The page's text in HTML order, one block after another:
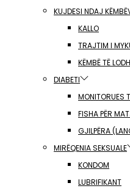
KUJDESI NDAJ
KALLO
TRAJTIM I
KËMBË TË
DIABETI
MONITORUES
FISHA PËR
GJILPËRA
MIRËQENIA SEKSUALE
KONDOM
LUBRIFIKANT